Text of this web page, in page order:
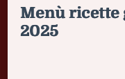
Menù ricette
2025